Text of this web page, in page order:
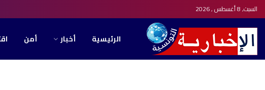
السبت, 8 أغسطس , 2026
الرئيسية أخبار أمن